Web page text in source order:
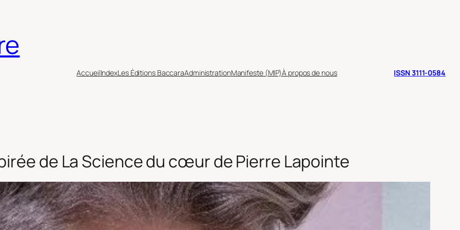
AccueilIndexLes Éditions BaccaraAdministrationManifeste (MIP)À propos de nous ISSN 3111-0584
de La Science du cœur de Pierre Lapointe